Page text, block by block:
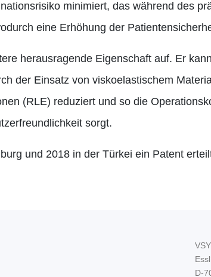
minimiert, das während des
eine Erhöhung der
herausragende Eigenschaft auf. Er
der Einsatz von viskoelastischem
(RLE) reduziert und so die
sorgt.
und 2018 in der Türkei ein Patent
D-